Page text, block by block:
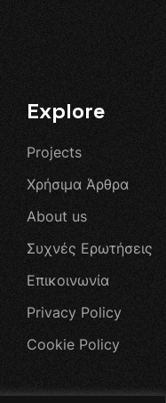
Explore
Projects
Χρήσιμα Άρθρα
About us
Συχνές Ερωτήσεις
Επικοινωνία
Privacy Policy
Cookie Policy